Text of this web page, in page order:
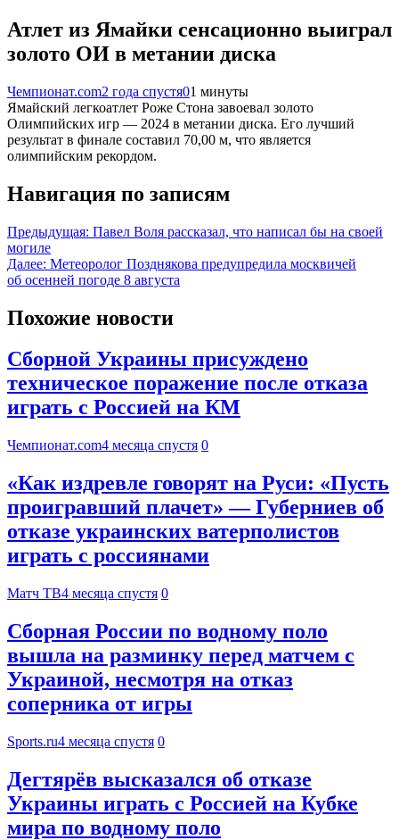
Атлет из Ямайки сенсационно выиграл
золото ОИ в метании диска
Чемпионат.com2 года спустя01 минуты
Ямайский легкоатлет Роже Стона завоевал золото
Олимпийских игр — 2024 в метании диска. Его лучший
результат в финале составил 70,00 м, что является
олимпийским рекордом.
Навигация по записям
Предыдущая: Павел Воля рассказал, что написал бы на своей
могиле
Далее: Метеоролог Позднякова предупредила москвичей
об осенней погоде 8 августа
Похожие новости
Сборной Украины присуждено
техническое поражение после отказа
играть с Россией на КМ
Чемпионат.com4 месяца спустя 0
«Как издревле говорят на Руси: «Пусть
проигравший плачет» — Губерниев об
отказе украинских ватерполистов
играть с россиянами
Матч ТВ4 месяца спустя 0
Сборная России по водному поло
вышла на разминку перед матчем с
Украиной, несмотря на отказ
соперника от игры
Sports.ru4 месяца спустя 0
Дегтярёв высказался об отказе
Украины играть с Россией на Кубке
мира по водному поло